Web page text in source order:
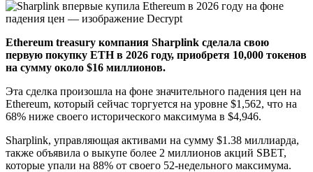
Ethereum treasury компания Sharplink сделала свою
первую покупку ETH в 2026 году, приобретя 10,000 токенов
на сумму около $16 миллионов.
Эта сделка произошла на фоне значительного падения цен на
Ethereum, который сейчас торгуется на уровне $1,562, что на
68% ниже своего исторического максимума в $4,946.
Sharplink, управляющая активами на сумму $1.38 миллиарда,
также объявила о выкупе более 2 миллионов акций SBET,
которые упали на 88% от своего 52-недельного максимума.